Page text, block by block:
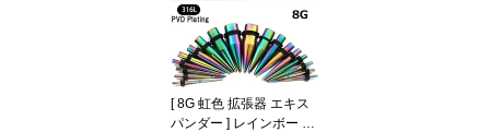
る 透明 グロウ 0ゲージ 0
0ゲージ 12.0mm 12ミリ
1/2 インチ ボディーピア
ス 金属アレルギー対応
メンズ レディース ダブ
ルフレア型 人気 男 女
[ 8G 虹色 拡張器 エキス
パンダー ] レインボー イ